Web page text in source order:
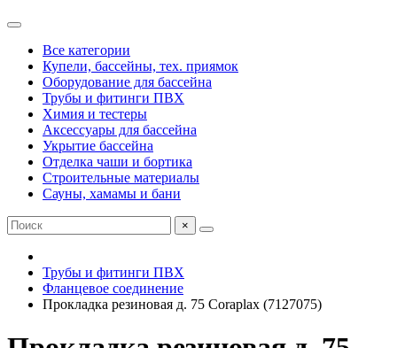
Все категории
Купели, бассейны, тех. приямок
Оборудование для бассейна
Трубы и фитинги ПВХ
Химия и тестеры
Аксессуары для бассейна
Укрытие бассейна
Отделка чаши и бортика
Строительные материалы
Сауны, хамамы и бани
×
Трубы и фитинги ПВХ
Фланцевое соединение
Прокладка резиновая д. 75 Coraplax (7127075)